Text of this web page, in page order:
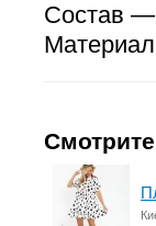
Состав —